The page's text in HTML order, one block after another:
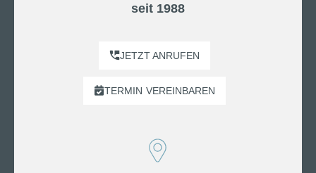
seit 1988
JETZT ANRUFEN
TERMIN VEREINBAREN